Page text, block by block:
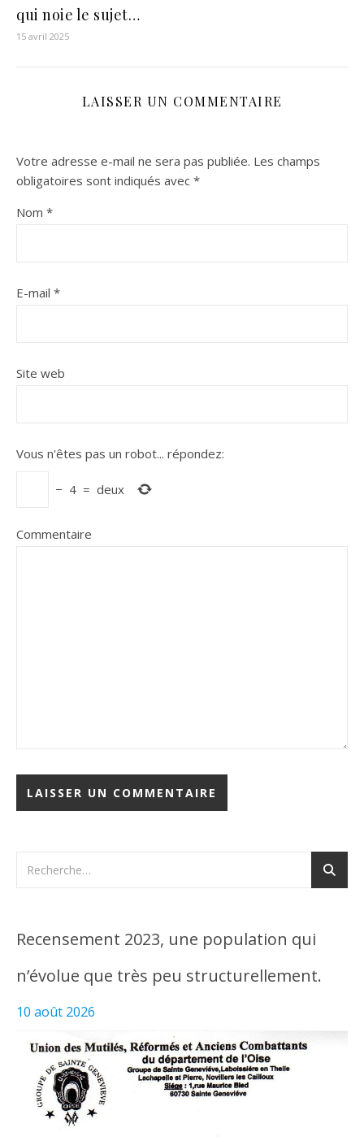
qui noie le sujet…
15 avril 2025
LAISSER UN COMMENTAIRE
Votre adresse e-mail ne sera pas publiée. Les champs
obligatoires sont indiqués avec *
Nom *
E-mail *
Site web
Vous n'êtes pas un robot... répondez:
− 4 = deux
Commentaire
Recensement 2023, une population qui
n’évolue que très peu structurellement.
10 août 2026